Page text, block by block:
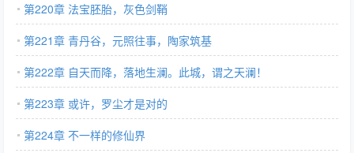
第220章 法宝胚胎，灰色剑鞘
第221章 青丹谷，元照往事，陶家筑基
第222章 自天而降，落地生澜。此城，谓之天澜！
第223章 或许，罗尘才是对的
第224章 不一样的修仙界